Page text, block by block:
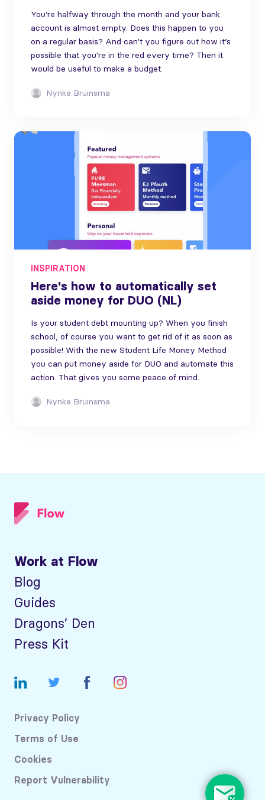
You’re halfway through the month and your bank
account is almost empty. Does this happen to you
on a regular basis? And can't you figure out how it’s
possible that you're in the red every time? Then it
would be useful to make a budget.
Nynke Bruinsma
INSPIRATION
Here's how to automatically set
aside money for DUO (NL)
Is your student debt mounting up? When you finish
school, of course you want to get rid of it as soon as
possible! With the new Student Life Money Method
you can put money aside for DUO and automate this
action. That gives you some peace of mind.
Nynke Bruinsma
Work at Flow
Blog
Guides
Dragons’ Den
Press Kit
Privacy Policy
Terms of Use
Cookies
Report Vulnerability